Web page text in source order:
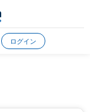
ログイン